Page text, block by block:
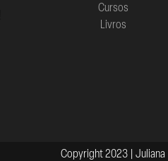
Cursos
Livros
Copyright 2023 | Juliana